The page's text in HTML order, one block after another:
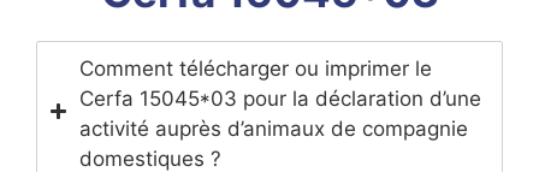
Comment télécharger ou imprimer le
Cerfa 15045*03 pour la déclaration d’une
activité auprès d’animaux de compagnie
domestiques ?